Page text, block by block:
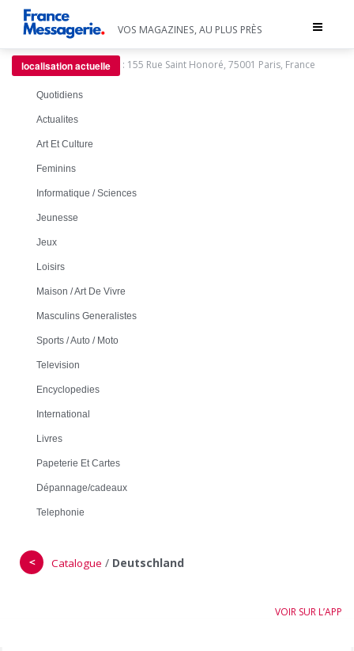
Toggle
VOS MAGAZINES, AU PLUS PRÈS
localisation actuelle : 155 Rue Saint Honoré, 75001 Paris, France
Quotidiens
Actualites
Art Et Culture
Feminins
Informatique / Sciences
Jeunesse
Jeux
Loisirs
Maison / Art De Vivre
Masculins Generalistes
Sports / Auto / Moto
Television
Encyclopedies
International
Livres
Papeterie Et Cartes
Dépannage/cadeaux
Telephonie
＜ Catalogue / Deutschland
VOIR SUR L’APP